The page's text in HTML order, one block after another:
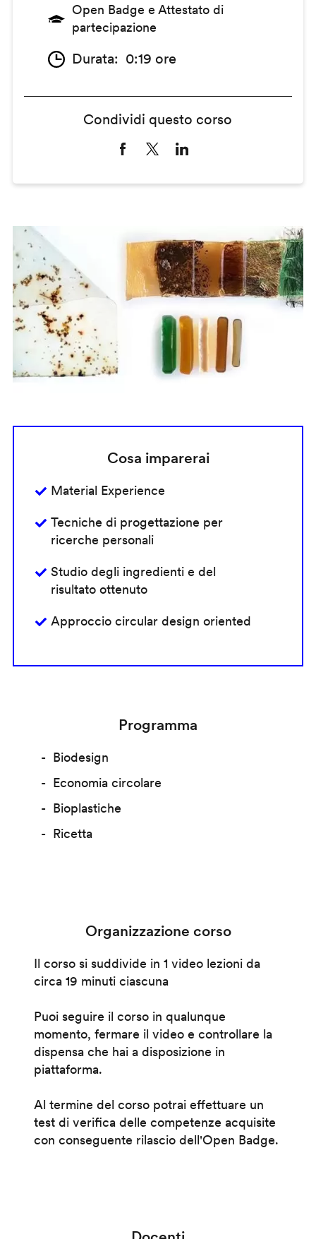
Open Badge e Attestato di
partecipazione
Durata 0:19 ore
Condividi questo corso
Cosa imparerai
Material Experience
Tecniche di progettazione per
ricerche personali
Studio degli ingredienti e del
risultato ottenuto
Approccio circular design oriented
Programma
Biodesign
Economia circolare
Bioplastiche
Ricetta
Organizzazione corso
Il corso si suddivide in 1 video lezioni da
circa 19 minuti ciascuna
Puoi seguire il corso in qualunque
momento, fermare il video e controllare la
dispensa che hai a disposizione in
piattaforma.
Al termine del corso potrai effettuare un
test di verifica delle competenze acquisite
con conseguente rilascio dell'Open Badge.